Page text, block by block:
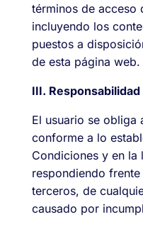
términos de acceso
incluyendo los
puestos a
de esta página web.
III. Responsabilidad
El usuario se obliga
conforme a lo
Condiciones y en la
respondiendo
terceros, de
causado por